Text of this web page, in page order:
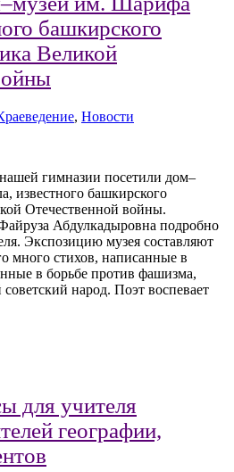
башкирского
Великой
, Новости
гимназии посетили дом–
известного башкирского
Отечественной войны.
Абдулкадыровна подробно
Экспозицию музея составляют
много стихов, написанные в
в борьбе против фашизма,
народ. Поэт воспевает
для учителя
географии,